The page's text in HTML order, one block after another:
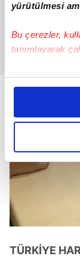
yürütülmesi
Bu çerezler,
tanımlayarak
Bu çerezlere
daha iyi reklam
amacımızın
olduğunu ve
elimizden
reklamların
kalemimiz
Her halükârda,
takdirde,
TÜRKİYE